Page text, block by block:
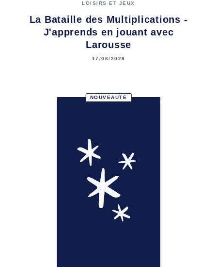
LOISIRS ET JEUX
La Bataille des Multiplications -
J'apprends en jouant avec
Larousse
17/06/2026
NOUVEAUTÉ